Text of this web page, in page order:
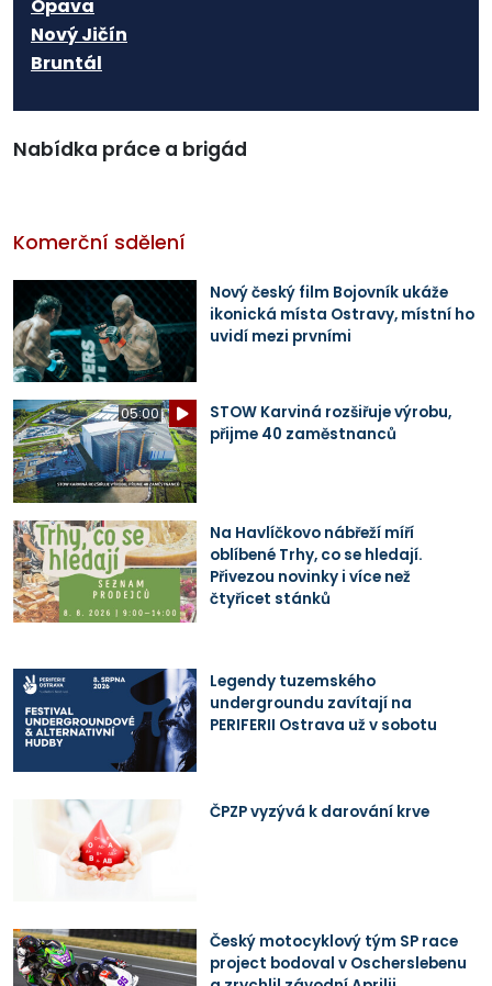
Opava
Nový Jičín
Bruntál
Nabídka práce a brigád
Komerční sdělení
Nový český film Bojovník ukáže
ikonická místa Ostravy, místní ho
uvidí mezi prvními
05:00
STOW Karviná rozšiřuje výrobu,
přijme 40 zaměstnanců
Na Havlíčkovo nábřeží míří
oblíbené Trhy, co se hledají.
Přivezou novinky i více než
čtyřicet stánků
Legendy tuzemského
undergroundu zavítají na
PERIFERII Ostrava už v sobotu
ČPZP vyzývá k darování krve
Český motocyklový tým SP race
project bodoval v Oscherslebenu